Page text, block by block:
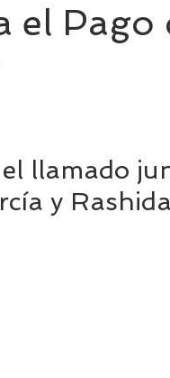
el Pago
llamado
y